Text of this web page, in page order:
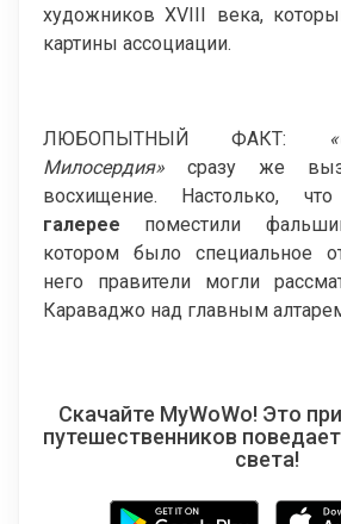
художников XVIII века,
картины ассоциации.
ЛЮБОПЫТНЫЙ ФАКТ:
Милосердия» сразу же
восхищение. Настолько,
галерее поместили
котором было специальное
него правители могли
Караваджо над главным
Скачайте MyWoWo! Это
путешественников
света!